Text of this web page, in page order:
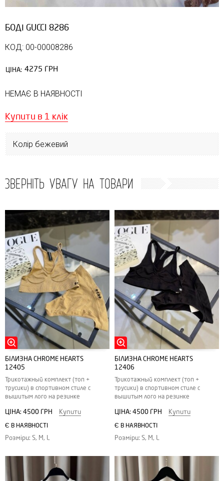
БОДІ GUCCI 8286
КОД: 00-00008286
ЦІНА: 4275 ГРН
НЕМАЄ В НАЯВНОСТІ
Купити в 1 клік
Колір бежевий
ЗВЕРНІТЬ УВАГУ НА ТОВАРИ
БІЛИЗНА CHROME HEARTS
12405
Трикотажный комплект (топ +
трусики) в спортивном стиле с
вышитым лого на резинке
ЦІНА: 4500 ГРН Купити
Є В НАЯВНОСТІ
Розміри: S, M, L
БІЛИЗНА CHROME HEARTS
12406
Трикотажный комплект (топ +
трусики) в спортивном стиле с
вышитым лого на резинке
ЦІНА: 4500 ГРН Купити
Є В НАЯВНОСТІ
Розміри: S, M, L